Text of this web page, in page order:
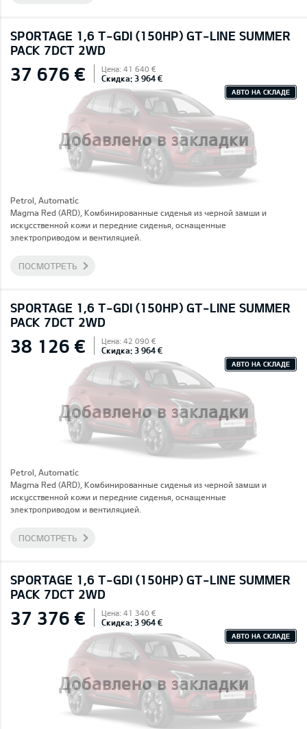
SPORTAGE 1,6 T-GDI (150HP) GT-LINE SUMMER
PACK 7DCT 2WD
Добавлено в закладки
37 676 € Цена: 41 640 €
Скидка: 3 964 €
АВТО НА СКЛАДЕ
Petrol, Automatic
Magma Red (ARD), Комбинированные сиденья из черной замши и
искусственной кожи и передние сиденья, оснащенные
электроприводом и вентиляцией.
ПОСМОТРЕТЬ
SPORTAGE 1,6 T-GDI (150HP) GT-LINE SUMMER
PACK 7DCT 2WD
Добавлено в закладки
38 126 € Цена: 42 090 €
Скидка: 3 964 €
АВТО НА СКЛАДЕ
Petrol, Automatic
Magma Red (ARD), Комбинированные сиденья из черной замши и
искусственной кожи и передние сиденья, оснащенные
электроприводом и вентиляцией.
ПОСМОТРЕТЬ
SPORTAGE 1,6 T-GDI (150HP) GT-LINE SUMMER
PACK 7DCT 2WD
Добавлено в закладки
37 376 € Цена: 41 340 €
Скидка: 3 964 €
АВТО НА СКЛАДЕ